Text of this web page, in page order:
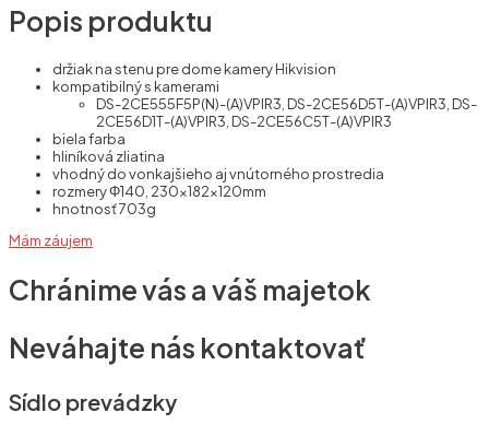
Popis produktu
držiak na stenu pre dome kamery Hikvision
kompatibilný s kamerami
DS-2CE555F5P(N)-(A)VPIR3, DS-2CE56D5T-(A)VPIR3, DS-
2CE56D1T-(A)VPIR3, DS-2CE56C5T-(A)VPIR3
biela farba
hliníková zliatina
vhodný do vonkajšieho aj vnútorného prostredia
rozmery Φ140, 230×182×120mm
hnotnosť 703g
Mám záujem
Chránime vás a váš majetok
Neváhajte nás kontaktovať
Sídlo prevádzky